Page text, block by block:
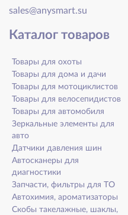
sales@anysmart.su
Каталог товаров
Товары для охоты
Товары для дома и дачи
Товары для мотоциклистов
Товары для велосепидистов
Товары для автомобиля
Зеркальные элементы для
авто
Датчики давления шин
Автосканеры для
диагностики
Запчасти, фильтры для ТО
Автохимия, ароматизаторы
Скобы такелажные, шаклы,